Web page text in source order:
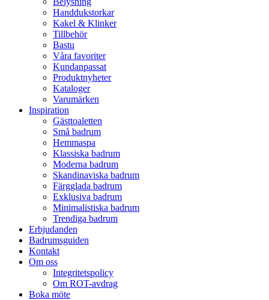
Handdukstorkar
Kakel & Klinker
Tillbehör
Bastu
Våra favoriter
Kundanpassat
Produktnyheter
Kataloger
Varumärken
Inspiration
Gästtoaletten
Små badrum
Hemmaspa
Klassiska badrum
Moderna badrum
Skandinaviska badrum
Färgglada badrum
Exklusiva badrum
Minimalistiska badrum
Trendiga badrum
Erbjudanden
Badrumsguiden
Kontakt
Om oss
Integritetspolicy
Om ROT-avdrag
Boka möte